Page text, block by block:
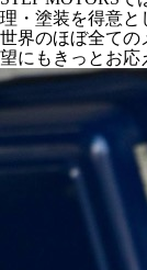
理・塗装を得意と
世界のほぼ全ての
望にもきっとお応